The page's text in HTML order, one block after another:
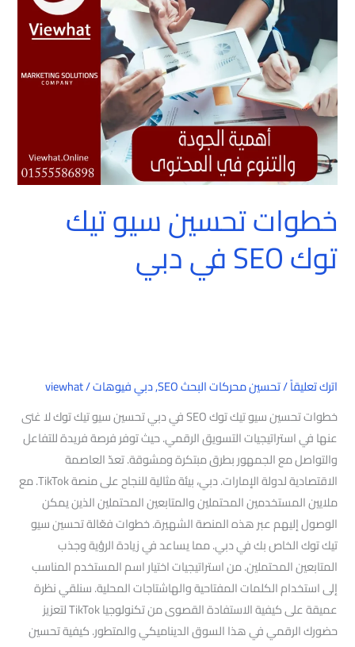
خطوات تحسين سيو تيك
توك SEO في دبي
اترك تعليقاً/تحسين محركات البحث SEO ,دبي فيوهات/
viewhat
خطوات تحسين سيو تيك توك SEO في دبي تحسين سيو تيك توك لا غنى
عنها في استراتيجيات التسويق الرقمي. حيث توفر فرصة فريدة للتفاعل
والتواصل مع الجمهور بطرق مبتكرة ومشوقة. تعدّ العاصمة
الاقتصادية لدولة الإمارات. دبي، بيئة مثالية للنجاح على منصة TikTok. مع
ملايين المستخدمين المحتملين والمتابعين المحتملين الذين يمكن
الوصول إليهم عبر هذه المنصة الشهيرة. خطوات فعّالة تحسين سيو
تيك توك الخاص بك في دبي. مما يساعد في زيادة الرؤية وجذب
المتابعين المحتملين. من استراتيجيات اختيار اسم المستخدم المناسب
إلى استخدام الكلمات المفتاحية والهاشتاجات المحلية. سنلقي نظرة
عميقة على كيفية الاستفادة القصوى من تكنولوجيا TikTok لتعزيز
حضورك الرقمي في هذا السوق الديناميكي والمتطور. كيفية تحسين
توك
SEO
في
دبي